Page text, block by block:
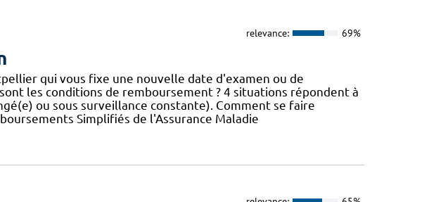
relevance: 69%
qui vous fixe une nouvelle date d'examen ou de
les conditions de remboursement ? 4 situations répondent à
ou sous surveillance constante). Comment se faire
Simplifiés de l'Assurance Maladie